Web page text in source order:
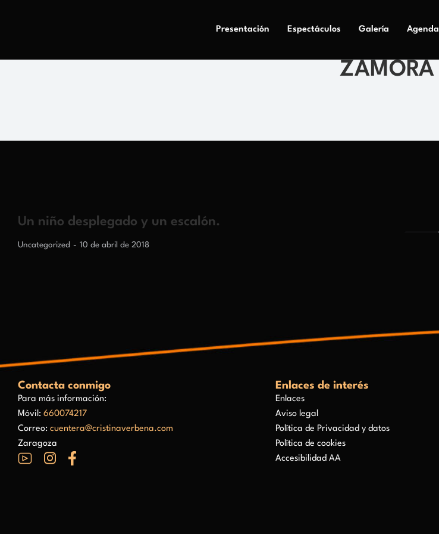
Presentación Espectáculos Galería Agenda
ZAMORA
Un niño desplegado y un escalón.
Uncategorized 10 de abril de 2018
Contacta conmigo
Para más información:
Móvil: 660074217
Correo: cuentera@cristinaverbena.com
Zaragoza
Enlaces de interés
Enlaces
Aviso legal
Política de Privacidad y datos
Política de cookies
Accesibilidad AA